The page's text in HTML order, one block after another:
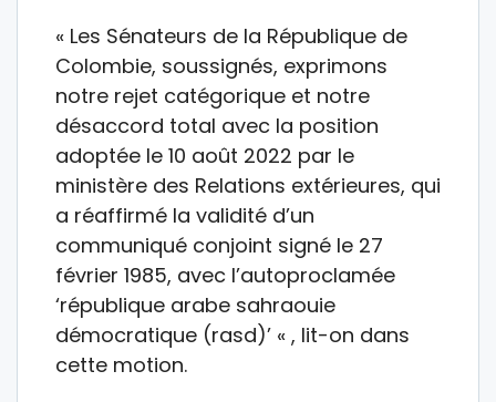
« Les Sénateurs de la République de
Colombie, soussignés, exprimons
notre rejet catégorique et notre
désaccord total avec la position
adoptée le 10 août 2022 par le
ministère des Relations extérieures, qui
a réaffirmé la validité d’un
communiqué conjoint signé le 27
février 1985, avec l’autoproclamée
‘république arabe sahraouie
démocratique (rasd)’ « , lit-on dans
cette motion.